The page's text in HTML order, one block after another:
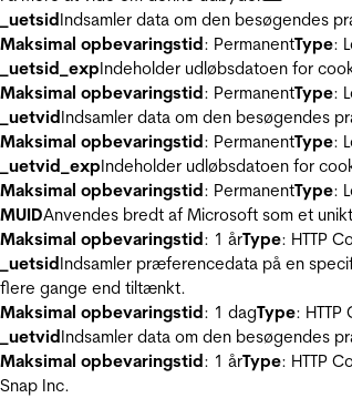
_uetsidIndsamler data om den besøgendes
Maksimal opbevaringstid: PermanentType:
_uetsid_expIndeholder udløbsdatoen for
Maksimal opbevaringstid: PermanentType:
_uetvidIndsamler data om den besøgendes
Maksimal opbevaringstid: PermanentType:
_uetvid_expIndeholder udløbsdatoen for
Maksimal opbevaringstid: PermanentType:
MUIDAnvendes bredt af Microsoft som et
Maksimal opbevaringstid: 1 årType: HTTP
_uetsidIndsamler præferencedata på en
flere gange end tiltænkt.
Maksimal opbevaringstid: 1 dagType: HTTP
_uetvidIndsamler data om den besøgendes
Maksimal opbevaringstid: 1 årType: HTTP
Snap Inc.